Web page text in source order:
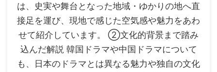
は、史実や舞台となった地域・ゆかりの地へ直
接足を運び、現地で感じた空気感や魅力をあわ
せて紹介しています。 ②文化的背景まで踏み
込んだ解説 韓国ドラマや中国ドラマについて
も、日本のドラマとは異なる魅力や独自の文化